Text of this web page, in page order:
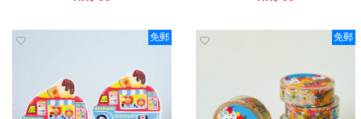
免郵 免郵